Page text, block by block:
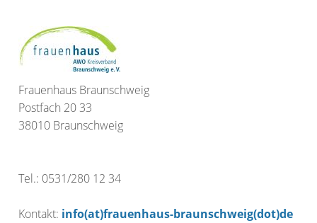
Frauenhaus Braunschweig
Postfach 20 33
38010 Braunschweig
Tel.: 0531/280 12 34
Kontakt: info(at)frauenhaus-braunschweig(dot)de